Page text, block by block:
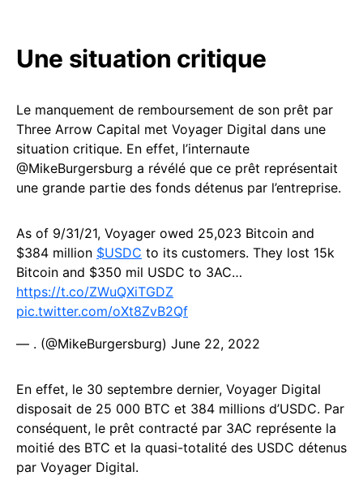
Une situation critique
Le manquement de remboursement de son prêt par
Three Arrow Capital met Voyager Digital dans une
situation critique. En effet, l’internaute
@MikeBurgersburg a révélé que ce prêt représentait
une grande partie des fonds détenus par l’entreprise.
As of 9/31/21, Voyager owed 25,023 Bitcoin and
$384 million $USDC to its customers. They lost 15k
Bitcoin and $350 mil USDC to 3AC…
https://t.co/ZWuQXiTGDZ
pic.twitter.com/oXt8ZvB2Qf
— . (@MikeBurgersburg) June 22, 2022
En effet, le 30 septembre dernier, Voyager Digital
disposait de 25 000 BTC et 384 millions d’USDC. Par
conséquent, le prêt contracté par 3AC représente la
moitié des BTC et la quasi-totalité des USDC détenus
par Voyager Digital.